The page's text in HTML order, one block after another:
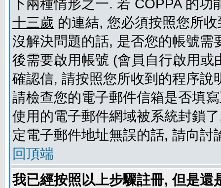
下兩種情形之一. 若 COPPA 的
十三歲 的連結, 您必須按照您所
沒解決問題的話, 是否您的帳號
後需要啟用帳號 (會員自行啟用
確認信, 請按照您所收到的程序
請檢查您的電子郵件信箱是否填
使用的電子郵件網域被系統封鎖
定電子郵件地址無誤的話, 請向
回頂端
我已經按照以上步驟註冊, 但是還